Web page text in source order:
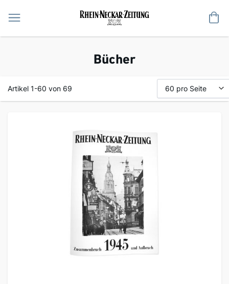
Bücher
Artikel 1-60 von 69